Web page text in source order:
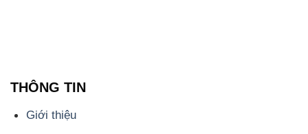
THÔNG TIN
Giới thiệu